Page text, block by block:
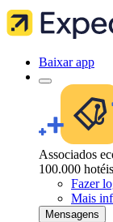
Baixar app
Associados
100.000
Fazer
Mais
Mensagens